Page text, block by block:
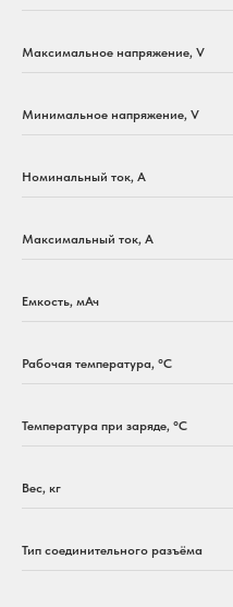
Максимальное напряжение, V
Минимальное напряжение, V
Номинальный ток, A
Максимальный ток, A
Емкость, мАч
Рабочая температура, °C
Температура при заряде, °C
Вес, кг
Тип соединительного разъёма